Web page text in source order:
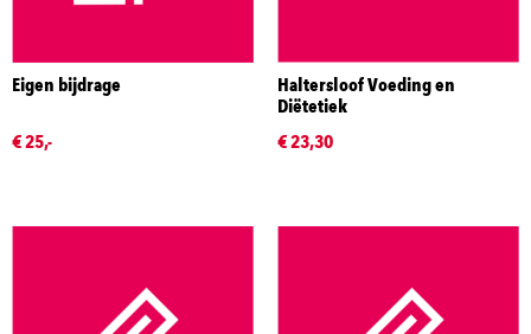
Eigen bijdrage
€ 25,-
Haltersloof Voeding en
Diëtetiek
€ 23,30